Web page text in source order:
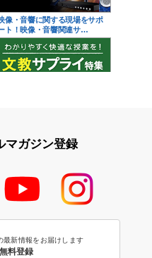
像・音響に関する現場をサポ
ト！映像・音響関連サ…
マガジン登録
最新情報をお届けします
料登録